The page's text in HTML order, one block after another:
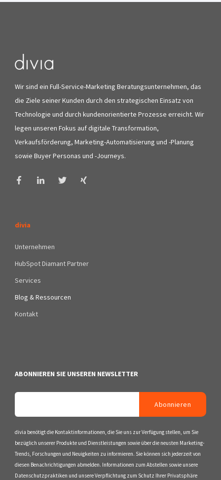
Wir sind ein Full-Service-Marketing Beratungsunternehmen, das
die Ziele seiner Kunden durch den strategischen Einsatz von
Technologie und durch kundenorientierte Prozesse erreicht. Wir
legen unseren Fokus auf digitale Transformation,
Verkaufsförderung, Marketing-Automatisierung und -Planung
sowie Buyer Personas und -Journeys.
divia
Unternehmen
HubSpot Diamant Partner
Services
Blog & Ressourcen
Kontakt
ABONNIEREN SIE UNSEREN NEWSLETTER
divia benötigt die Kontaktinformationen, die Sie uns zur Verfügung stellen, um Sie
bezüglich unserer Produkte und Dienstleistungen sowie über die neusten Marketing-
Trends, Forschungen und Neuigkeiten zu informieren. Sie können sich jederzeit von
diesen Benachrichtigungen abmelden. Informationen zum Abstellen sowie unsere
Datenschutzpraktiken und unsere Verpflichtung zum Schutz Ihrer Privatsphäre